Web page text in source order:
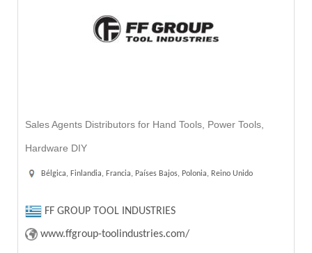
Sales Agents Distributors for Hand Tools, Power Tools,
Hardware DIY
Bélgica, Finlandia, Francia, Países Bajos, Polonia, Reino Unido
FF GROUP TOOL INDUSTRIES
www.ffgroup-toolindustries.com/